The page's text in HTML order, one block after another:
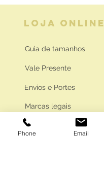
LOJA ONLINE
Guia de tamanhos
Vale Presente
Envios e Portes
Marcas legais
Programa Fidelidade
Phone Email